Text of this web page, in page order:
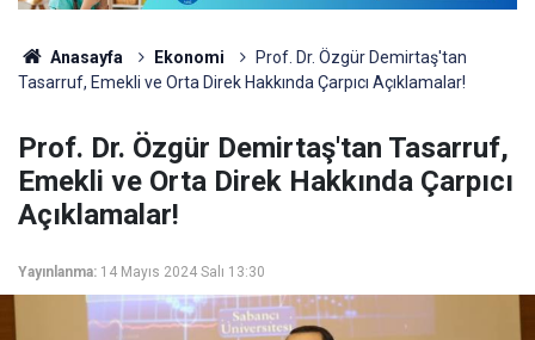
Anasayfa Ekonomi
Prof. Dr. Özgür Demirtaş'tan
Tasarruf, Emekli ve Orta Direk Hakkında Çarpıcı Açıklamalar!
Prof. Dr. Özgür Demirtaş'tan Tasarruf,
Emekli ve Orta Direk Hakkında Çarpıcı
Açıklamalar!
Yayınlanma: 14 Mayıs 2024 Salı 13:30